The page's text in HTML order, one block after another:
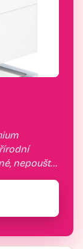
nepouští